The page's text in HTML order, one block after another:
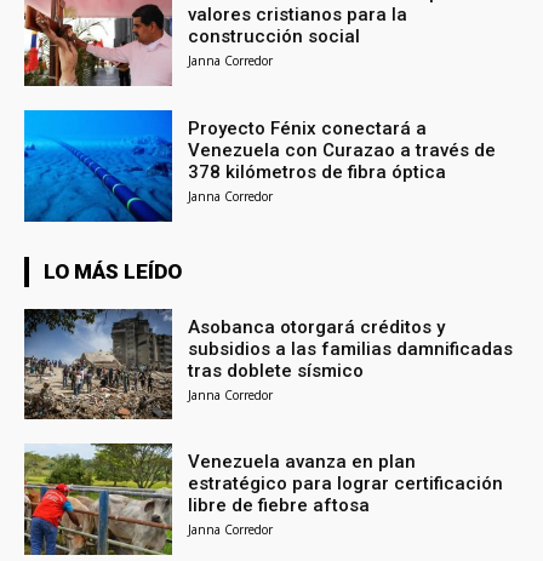
valores cristianos para la
construcción social
Janna Corredor
Proyecto Fénix conectará a
Venezuela con Curazao a través de
378 kilómetros de fibra óptica
Janna Corredor
LO MÁS LEÍDO
Asobanca otorgará créditos y
subsidios a las familias damnificadas
tras doblete sísmico
Janna Corredor
Venezuela avanza en plan
estratégico para lograr certificación
libre de fiebre aftosa
Janna Corredor